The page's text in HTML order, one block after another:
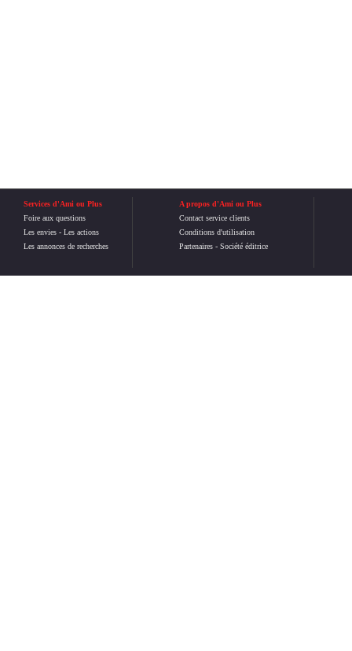
Services d'Ami ou Plus
Foire aux questions
Les envies - Les actions
Les annonces de recherches
A propos d'Ami ou Plus
Contact service clients
Conditions d'utilisation
Partenaires- Société éditrice